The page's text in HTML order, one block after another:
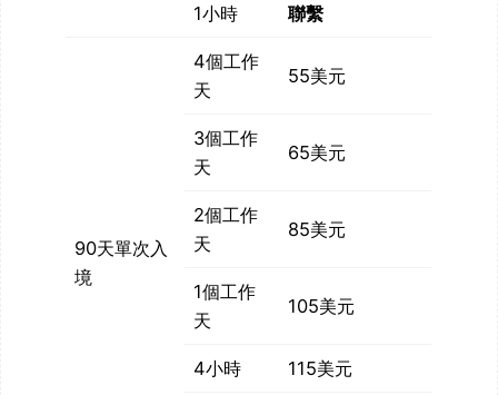
1小時 聯繫
90天單次入
境
4個工作
天
55美元
3個工作
天
65美元
2個工作
天
85美元
1個工作
天
105美元
4小時 115美元